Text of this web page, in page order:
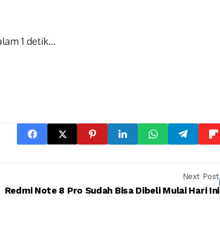
0detik...
Next Post
Redmi Note 8 Pro Sudah Bisa Dibeli Mulai Hari Ini